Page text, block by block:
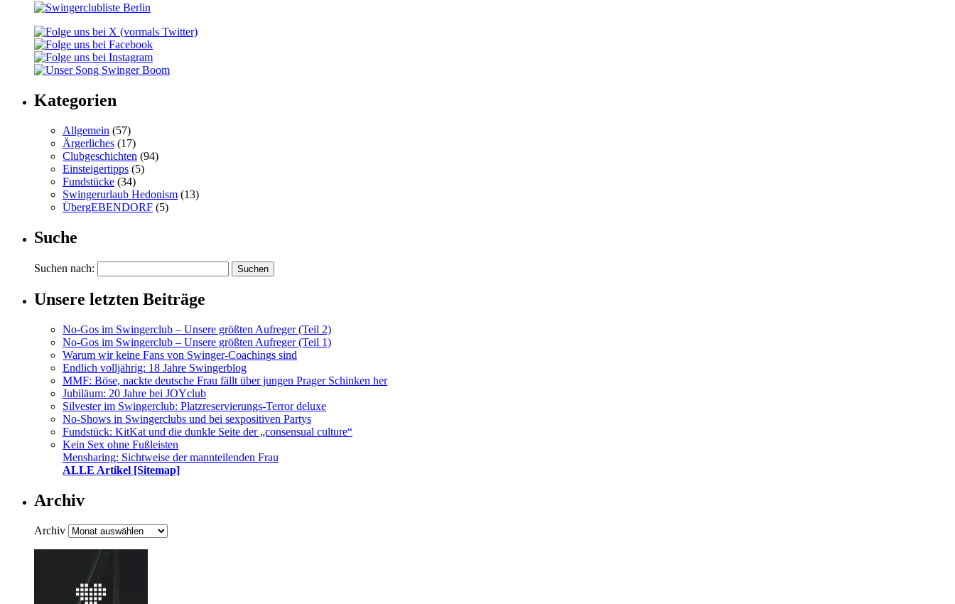
Kategorien
Allgemein (57)
Ärgerliches (17)
Clubgeschichten (94)
Einsteigertipps (5)
Fundstücke (34)
Swingerurlaub Hedonism (13)
ÜbergEBENDORF (5)
Suche
Suchen nach:
Unsere letzten Beiträge
No-Gos im Swingerclub – Unsere größten Aufreger (Teil 2)
No-Gos im Swingerclub – Unsere größten Aufreger (Teil 1)
Warum wir keine Fans von Swinger-Coachings sind
Endlich volljährig: 18 Jahre Swingerblog
MMF: Böse, nackte deutsche Frau fällt über jungen Prager Schinken her
Jubiläum: 20 Jahre bei JOYclub
Silvester im Swingerclub: Platzreservierungs-Terror deluxe
No-Shows in Swingerclubs und bei sexpositiven Partys
Fundstück: KitKat und die dunkle Seite der „consensual culture“
Kein Sex ohne Fußleisten
Mensharing: Sichtweise der mannteilenden Frau
ALLE Artikel [Sitemap]
Archiv
Archiv